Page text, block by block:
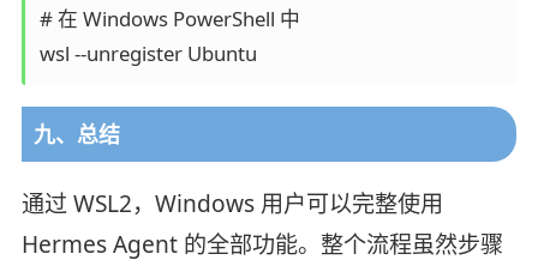
# 在 Windows PowerShell 中
九、总结
通过 WSL2，Windows 用户可以完整使用
Hermes Agent 的全部功能。整个流程虽然步骤